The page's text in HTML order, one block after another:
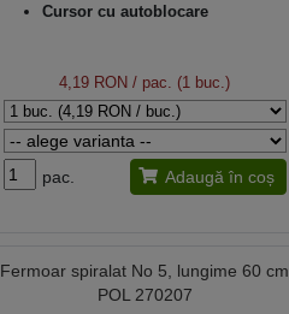
Cursor cu autoblocare
4,19 RON / pac. (1 buc.)
pac. Adaugă în coș
Fermoar spiralat No 5, lungime 60 cm
POL 270207